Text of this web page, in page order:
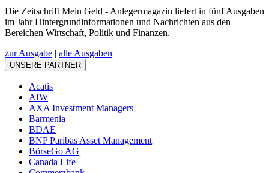
Die Zeitschrift Mein Geld - Anlegermagazin liefert in fünf Ausgaben
im Jahr Hintergrundinformationen und Nachrichten aus den
Bereichen Wirtschaft, Politik und Finanzen.
zur Ausgabe | alle Ausgaben
UNSERE PARTNER
Acatis
AfW
AXA Investment Managers
Barmenia
BDAE
BNP Paribas Asset Management
BörseGo AG
Canada Life